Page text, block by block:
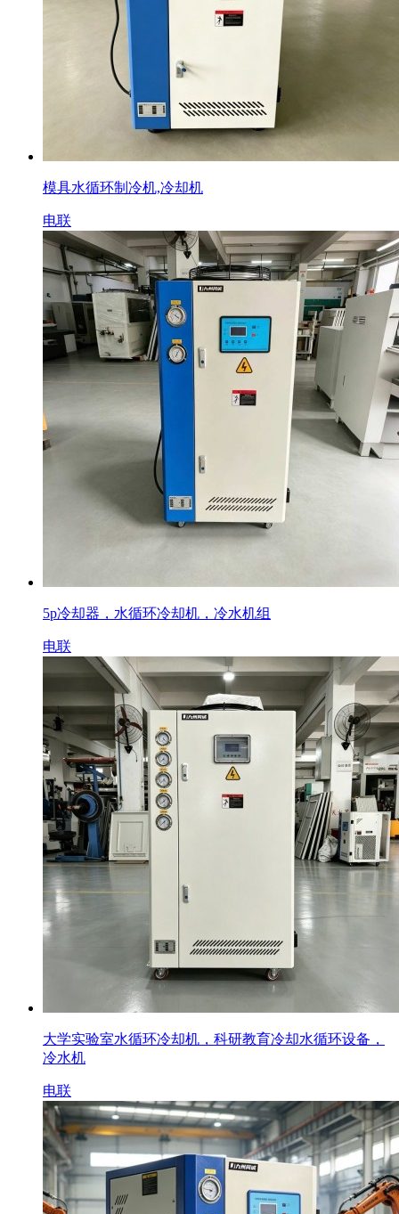
模具水循环制冷机,冷却机
电联
5p冷却器，水循环冷却机，冷水机组
电联
大学实验室水循环冷却机，科研教育冷却水循环设备，
冷水机
电联